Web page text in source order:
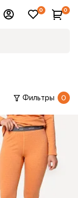
0 0
Фильтры 0